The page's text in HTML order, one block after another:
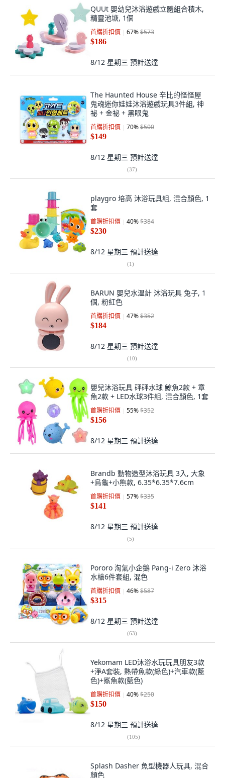
QUUt 嬰幼兒沐浴遊戲立體組合積木,
精靈池塘, 1個
首購折扣價 67%$573
$186
8/12 星期三 預計送達
The Haunted House 辛比的怪怪屋
鬼魂迷你娃娃沐浴遊戲玩具3件組, 神
祕 + 金祕 + 黑眼鬼
首購折扣價 70%$500
$149
8/12 星期三 預計送達
(37)
playgro 培高 沐浴玩具組, 混合顏色, 1
套
首購折扣價 40%$384
$230
8/12 星期三 預計送達
(1)
BARUN 嬰兒水溫計 沐浴玩具 兔子, 1
個, 粉紅色
首購折扣價 47%$352
$184
8/12 星期三 預計送達
(10)
嬰兒沐浴玩具 砰砰水球 鯨魚2款 + 章
魚2款 + LED水球3件組, 混合顏色, 1套
首購折扣價 55%$352
$156
8/12 星期三 預計送達
Brandb 動物造型沐浴玩具 3入, 大象
+烏龜+小熊款, 6.35*6.35*7.6cm
首購折扣價 57%$335
$141
8/12 星期三 預計送達
(5)
Pororo 淘氣小企鵝 Pang-i Zero 沐浴
水槍6件套組, 混色
首購折扣價 46%$587
$315
8/12 星期三 預計送達
(63)
Yekomam LED沐浴水玩玩具朋友3款
+淨A套裝, 熱帶魚款(綠色)+汽車款(藍
色)+鯊魚款(藍色)
首購折扣價 40%$250
$150
8/12 星期三 預計送達
(105)
Splash Dasher 魚型機器人玩具, 混合
顏色